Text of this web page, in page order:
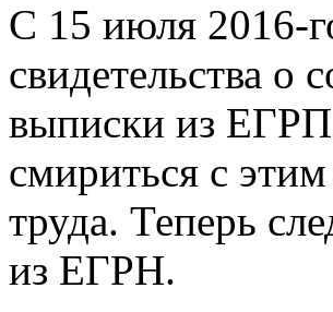
С 15 июля 2016-
свидетельства о
выписки из
смириться с
труда. Теперь
из ЕГРН.